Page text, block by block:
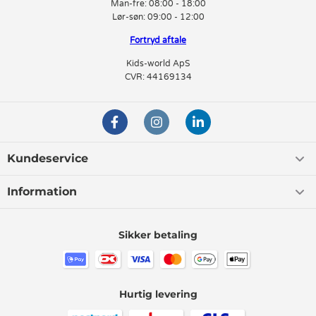
Man-fre: 08:00 - 18:00
Lør-søn: 09:00 - 12:00
Fortryd aftale
Kids-world ApS
CVR: 44169134
Kundeservice
Information
Sikker betaling
Hurtig levering